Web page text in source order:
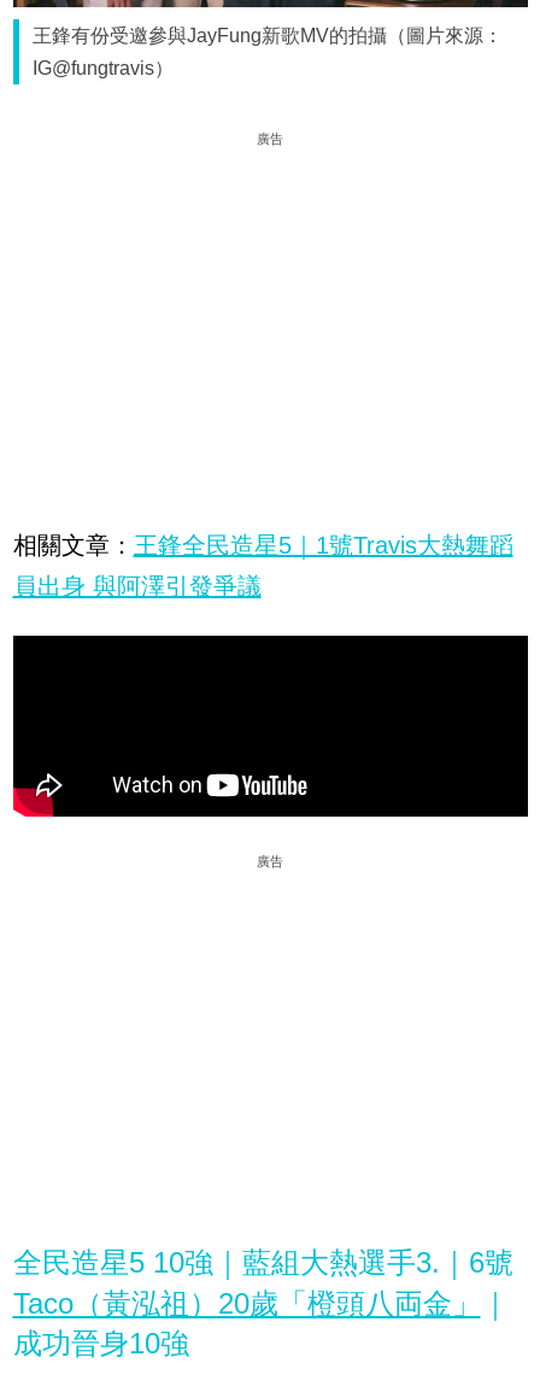
王鋒有份受邀參與JayFung新歌MV的拍攝（圖片來源：
IG@fungtravis）
廣告
相關文章： 王鋒全民造星5｜1號Travis大熱舞蹈
員出身 與阿澤引發爭議
廣告
全民造星5 10強｜藍組大熱選手3.｜6號
Taco（黃泓祖）20歲「橙頭八両金」
｜
成功晉身10強